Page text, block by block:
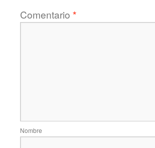
Comentario *
Nombre